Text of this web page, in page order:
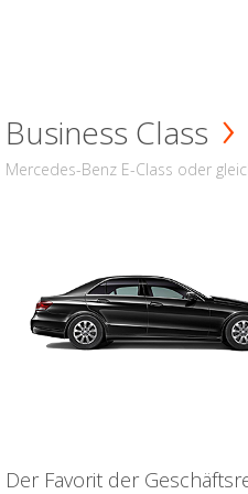
Business Class
Mercedes-Benz E-Class oder
Der Favorit der